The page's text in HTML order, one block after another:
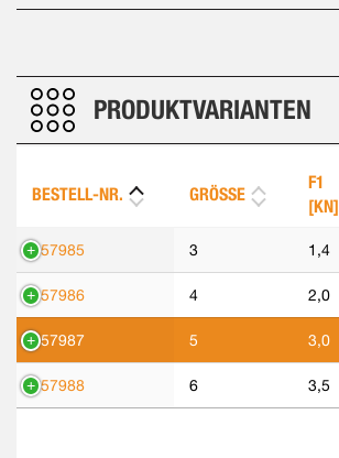
PRODUKTVARIANTEN
BESTELL-NR. GRÖSSE
F1
[KN]
557985 3 1,4
557986 4 2,0
557987 5 3,0
557988 6 3,5